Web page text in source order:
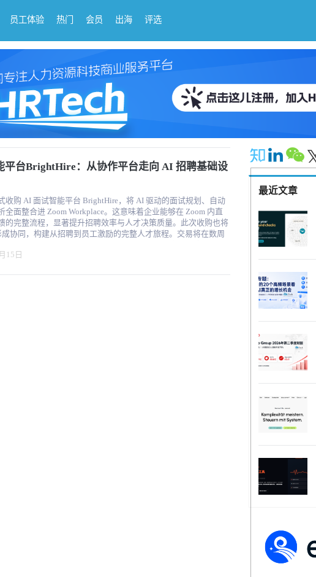
员工体验 热门 会员 出海 评选
平台BrightHire：从协作平台走向 AI 招聘基础设
收购 AI 面试智能平台 BrightHire，将 AI 驱动的面试规划、自动
面整合进 Zoom Workplace。这意味着企业能够在 Zoom 内直
的完整流程，显著提升招聘效率与人才决策质量。此次收购也将
协同，构建从招聘到员工激励的完整人才旅程。交易将在数周
标志着 Zoom 正正式从“在线视频协作工具”迈向“AI 驱动的人
略意义。 BrightHire 成立于 2019 年，是“Interview
15日
最近文章